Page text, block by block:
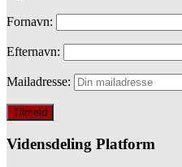
Fornavn:
Efternavn:
Mailadresse:
Vidensdeling Platform